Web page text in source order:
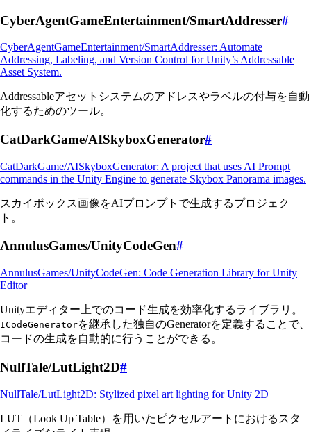
CyberAgentGameEntertainment/SmartAddresser#
CyberAgentGameEntertainment/SmartAddresser: Automate
Addressing, Labeling, and Version Control for Unity’s Addressable
Asset System.
Addressableアセットシステムのアドレスやラベルの付与を自動
化するためのツール。
CatDarkGame/AISkyboxGenerator#
CatDarkGame/AISkyboxGenerator: A project that uses AI Prompt
commands in the Unity Engine to generate Skybox Panorama images.
スカイボックス画像をAIプロンプトで生成するプロジェク
ト。
AnnulusGames/UnityCodeGen#
AnnulusGames/UnityCodeGen: Code Generation Library for Unity
Editor
Unityエディター上でのコード生成を効率化するライブラリ。
ICodeGeneratorを継承した独自のGeneratorを定義することで、
コードの生成を自動的に行うことができる。
NullTale/LutLight2D#
NullTale/LutLight2D: Stylized pixel art lighting for Unity 2D
LUT（Look Up Table）を用いたピクセルアートにおけるスタ